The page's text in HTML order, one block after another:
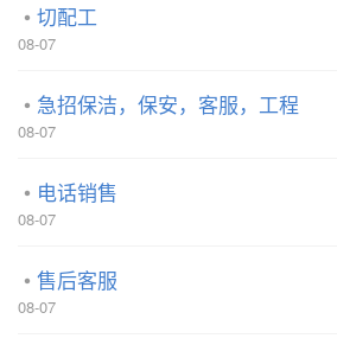
切配工
08-07
急招保洁，保安，客服，工程
08-07
电话销售
08-07
售后客服
08-07